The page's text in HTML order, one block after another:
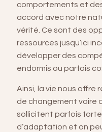
comportements et
accord avec notre
vérité. Ce sont des
ressources jusqu’ici
développer des
endormis ou parfois
Ainsi, la vie nous offre
de changement voire
sollicitent parfois
d’adaptation et on